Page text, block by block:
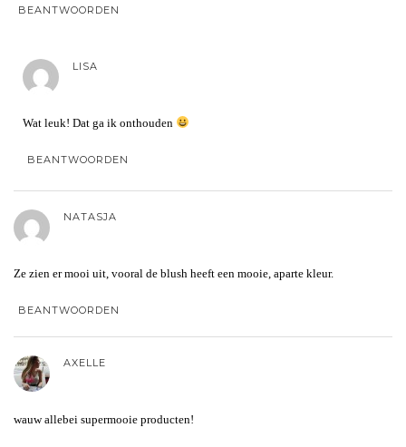
BEANTWOORDEN
LISA
Wat leuk! Dat ga ik onthouden
BEANTWOORDEN
NATASJA
Ze zien er mooi uit, vooral de blush heeft een mooie, aparte kleur.
BEANTWOORDEN
AXELLE
wauw allebei supermooie producten!